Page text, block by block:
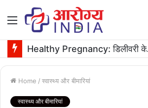
Menu
Home / स्वास्थ्य और बीमारियां
स्वास्थ्य और बीमारियां